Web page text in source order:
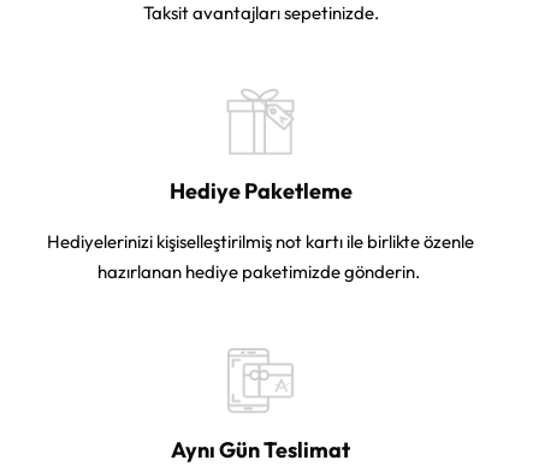
Taksit avantajları sepetinizde.
Hediye Paketleme
Hediyelerinizi kişiselleştirilmiş not kartı ile birlikte özenle
hazırlanan hediye paketimizde gönderin.
Aynı Gün Teslimat